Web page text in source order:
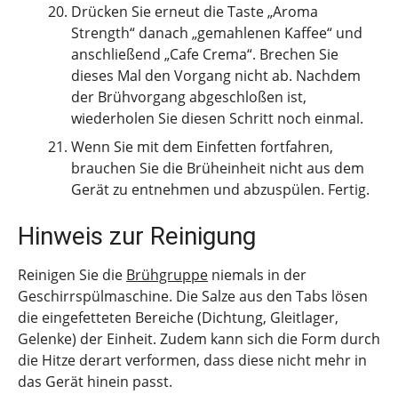
Drücken Sie erneut die Taste „Aroma
Strength“ danach „gemahlenen Kaffee“ und
anschließend „Cafe Crema“. Brechen Sie
dieses Mal den Vorgang nicht ab. Nachdem
der Brühvorgang abgeschloßen ist,
wiederholen Sie diesen Schritt noch einmal.
Wenn Sie mit dem Einfetten fortfahren,
brauchen Sie die Brüheinheit nicht aus dem
Gerät zu entnehmen und abzuspülen. Fertig.
Hinweis zur Reinigung
Reinigen Sie die Brühgruppe niemals in der
Geschirrspülmaschine. Die Salze aus den Tabs lösen
die eingefetteten Bereiche (Dichtung, Gleitlager,
Gelenke) der Einheit. Zudem kann sich die Form durch
die Hitze derart verformen, dass diese nicht mehr in
das Gerät hinein passt.